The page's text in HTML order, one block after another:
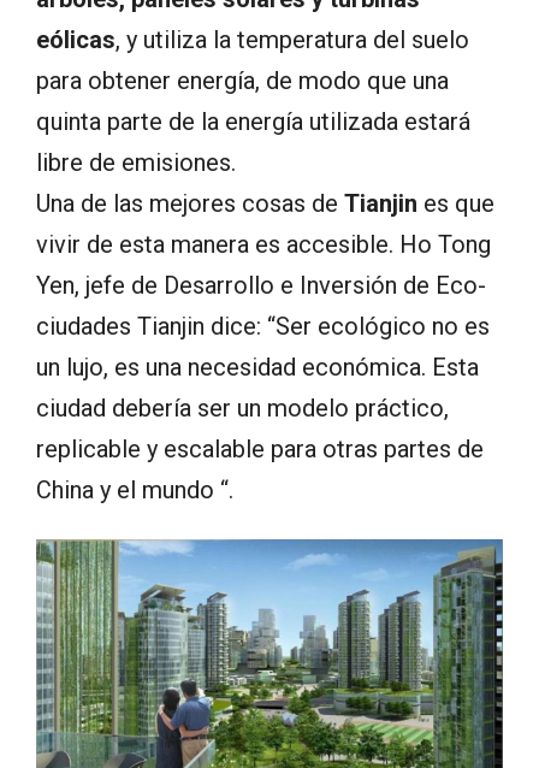
eólicas, y utiliza la temperatura del suelo
para obtener energía, de modo que una
quinta parte de la energía utilizada estará
libre de emisiones.
Una de las mejores cosas de Tianjin es que
vivir de esta manera es accesible. Ho Tong
Yen, jefe de Desarrollo e Inversión de Eco-
ciudades Tianjin dice: “Ser ecológico no es
un lujo, es una necesidad económica. Esta
ciudad debería ser un modelo práctico,
replicable y escalable para otras partes de
China y el mundo “.